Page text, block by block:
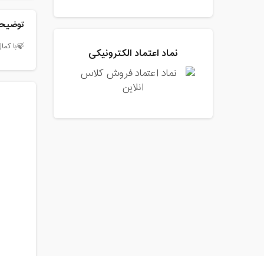
🍃با نماد اعتماد الکترونیکی